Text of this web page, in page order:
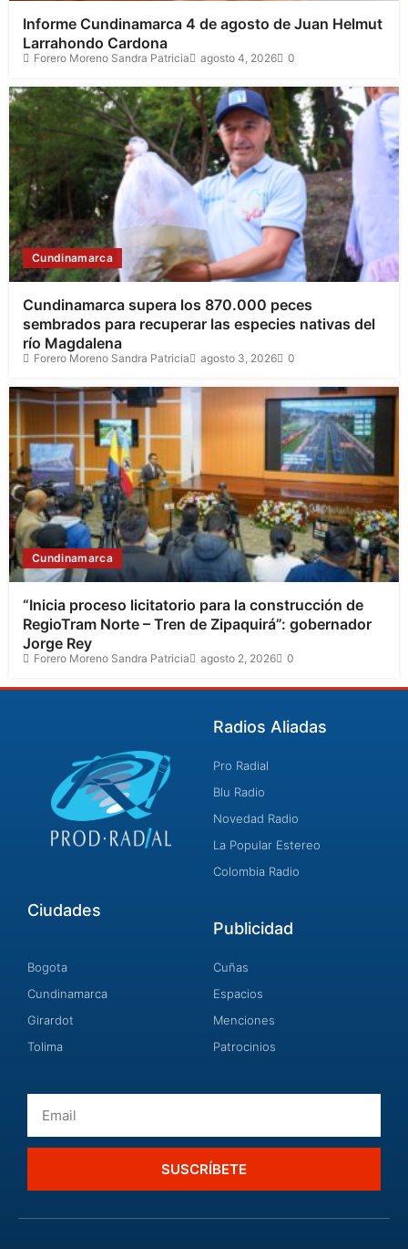
Informe Cundinamarca 4 de agosto de Juan Helmut
Larrahondo Cardona
Forero Moreno Sandra Patricia agosto 4, 2026 0
Cundinamarca
Cundinamarca supera los 870.000 peces
sembrados para recuperar las especies nativas del
río Magdalena
Forero Moreno Sandra Patricia agosto 3, 2026 0
Cundinamarca
“Inicia proceso licitatorio para la construcción de
RegioTram Norte – Tren de Zipaquirá”: gobernador
Jorge Rey
Forero Moreno Sandra Patricia agosto 2, 2026 0
Radios Aliadas
Pro Radial
Blu Radio
Novedad Radio
La Popular Estereo
Colombia Radio
Ciudades
Bogota
Cundinamarca
Girardot
Tolima
Publicidad
Cuñas
Espacios
Menciones
Patrocinios
SUSCRÍBETE